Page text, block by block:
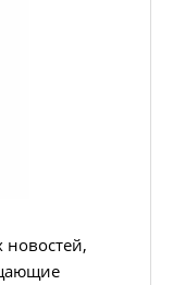
новостей,